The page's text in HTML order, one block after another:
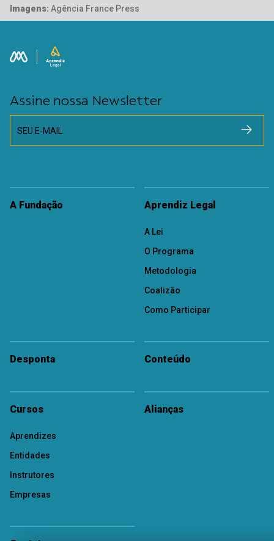
Imagens: Agência France Press
Assine nossa Newsletter
SEU E-MAIL
A Fundação Aprendiz Legal
A Lei
O Programa
Metodologia
Coalizão
Como Participar
Desponta Conteúdo
Cursos
Aprendizes
Entidades
Instrutores
Empresas
Alianças